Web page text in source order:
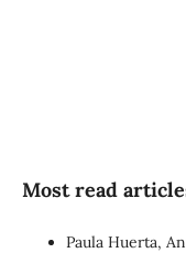
Most read
Paula Huerta,